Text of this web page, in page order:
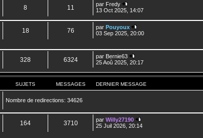
8 11 par Fredy
13 Oct 2025, 14:07
18 76 parPouyoux
03 Sep 2025, 20:00
328 6324 par Bernie63
25 Aoû 2025, 20:17
SUJETS MESSAGES DERNIER MESSAGE
Nombre de redirections: 34626
164 3710 parWilly27190
25 Juil 2026, 20:14